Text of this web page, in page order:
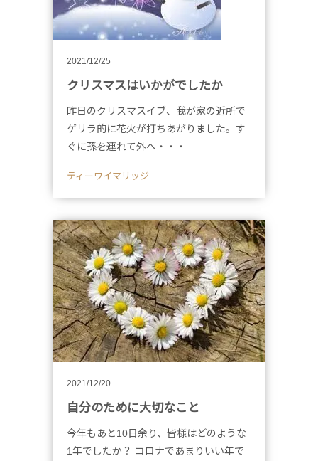
2021/12/25
クリスマスはいかがでしたか
昨日のクリスマスイブ、我が家の近所で
ゲリラ的に花火が打ちあがりました。す
ぐに孫を連れて外へ・・・
ティーワイマリッジ
2021/12/20
自分のために大切なこと
今年もあと10日余り、皆様はどのような
1年でしたか？ コロナであまりいい年で